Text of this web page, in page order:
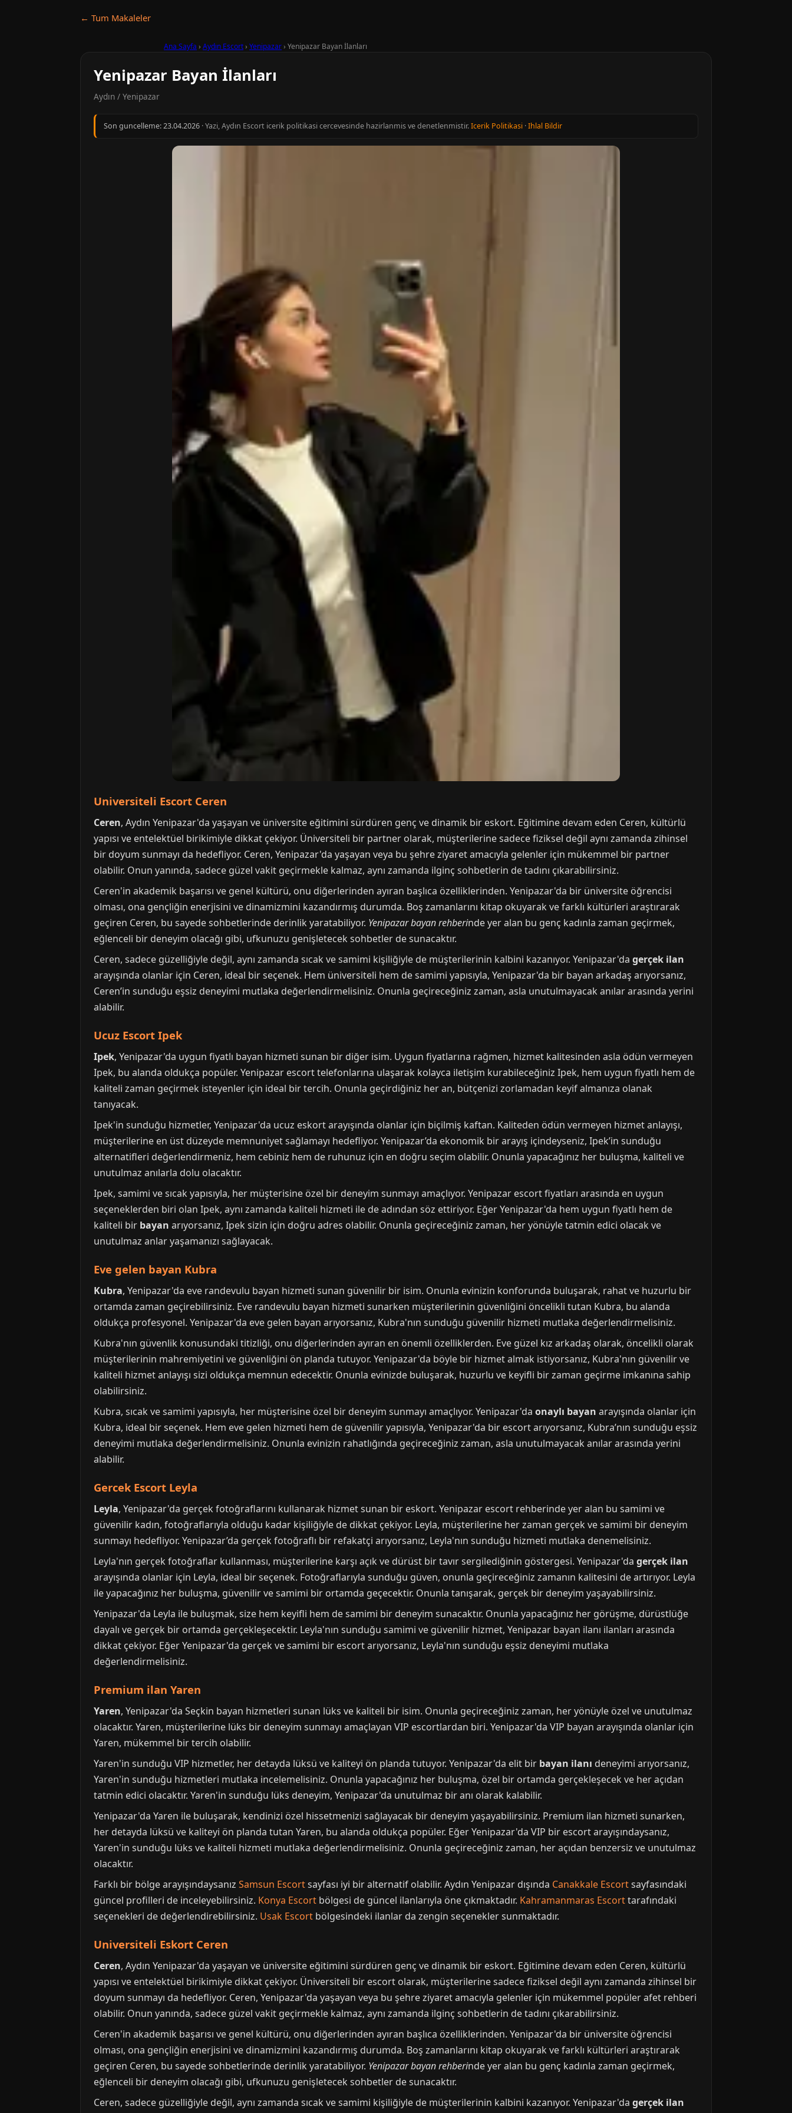
← Tum Makaleler
Ana Sayfa › Aydın Escort› Yenipazar› Yenipazar Bayan İlanları
Yenipazar Bayan İlanları
Aydın / Yenipazar
Son guncelleme:23.04.2026 · Yazi, Aydın Escort icerik politikasi cercevesinde hazirlanmis ve denetlenmistir.Icerik Politikasi ·Ihlal Bildir
Universiteli Escort Ceren
Ceren, Aydın Yenipazar'da yaşayan ve üniversite eğitimini sürdüren genç ve dinamik bir eskort. Eğitimine devam eden Ceren, kültürlü
yapısı ve entelektüel birikimiyle dikkat çekiyor. Üniversiteli bir partner olarak, müşterilerine sadece fiziksel değil aynı zamanda zihinsel
bir doyum sunmayı da hedefliyor. Ceren, Yenipazar'da yaşayan veya bu şehre ziyaret amacıyla gelenler için mükemmel bir partner
olabilir. Onun yanında, sadece güzel vakit geçirmekle kalmaz, aynı zamanda ilginç sohbetlerin de tadını çıkarabilirsiniz.
Ceren'in akademik başarısı ve genel kültürü, onu diğerlerinden ayıran başlıca özelliklerinden. Yenipazar'da bir üniversite öğrencisi
olması, ona gençliğin enerjisini ve dinamizmini kazandırmış durumda. Boş zamanlarını kitap okuyarak ve farklı kültürleri araştırarak
geçiren Ceren, bu sayede sohbetlerinde derinlik yaratabiliyor. Yenipazar bayan rehberinde yer alan bu genç kadınla zaman geçirmek,
eğlenceli bir deneyim olacağı gibi, ufkunuzu genişletecek sohbetler de sunacaktır.
Ceren, sadece güzelliğiyle değil, aynı zamanda sıcak ve samimi kişiliğiyle de müşterilerinin kalbini kazanıyor. Yenipazar'da gerçek ilan
arayışında olanlar için Ceren, ideal bir seçenek. Hem üniversiteli hem de samimi yapısıyla, Yenipazar'da bir bayan arkadaş arıyorsanız,
Ceren’in sunduğu eşsiz deneyimi mutlaka değerlendirmelisiniz. Onunla geçireceğiniz zaman, asla unutulmayacak anılar arasında yerini
alabilir.
Ucuz Escort Ipek
Ipek, Yenipazar'da uygun fiyatlı bayan hizmeti sunan bir diğer isim. Uygun fiyatlarına rağmen, hizmet kalitesinden asla ödün vermeyen
Ipek, bu alanda oldukça popüler. Yenipazar escort telefonlarına ulaşarak kolayca iletişim kurabileceğiniz Ipek, hem uygun fiyatlı hem de
kaliteli zaman geçirmek isteyenler için ideal bir tercih. Onunla geçirdiğiniz her an, bütçenizi zorlamadan keyif almanıza olanak
tanıyacak.
Ipek'in sunduğu hizmetler, Yenipazar'da ucuz eskort arayışında olanlar için biçilmiş kaftan. Kaliteden ödün vermeyen hizmet anlayışı,
müşterilerine en üst düzeyde memnuniyet sağlamayı hedefliyor. Yenipazar’da ekonomik bir arayış içindeyseniz, Ipek’in sunduğu
alternatifleri değerlendirmeniz, hem cebiniz hem de ruhunuz için en doğru seçim olabilir. Onunla yapacağınız her buluşma, kaliteli ve
unutulmaz anılarla dolu olacaktır.
Ipek, samimi ve sıcak yapısıyla, her müşterisine özel bir deneyim sunmayı amaçlıyor. Yenipazar escort fiyatları arasında en uygun
seçeneklerden biri olan Ipek, aynı zamanda kaliteli hizmeti ile de adından söz ettiriyor. Eğer Yenipazar'da hem uygun fiyatlı hem de
kaliteli bir bayan arıyorsanız, Ipek sizin için doğru adres olabilir. Onunla geçireceğiniz zaman, her yönüyle tatmin edici olacak ve
unutulmaz anlar yaşamanızı sağlayacak.
Eve gelen bayan Kubra
Kubra, Yenipazar'da eve randevulu bayan hizmeti sunan güvenilir bir isim. Onunla evinizin konforunda buluşarak, rahat ve huzurlu bir
ortamda zaman geçirebilirsiniz. Eve randevulu bayan hizmeti sunarken müşterilerinin güvenliğini öncelikli tutan Kubra, bu alanda
oldukça profesyonel. Yenipazar'da eve gelen bayan arıyorsanız, Kubra'nın sunduğu güvenilir hizmeti mutlaka değerlendirmelisiniz.
Kubra'nın güvenlik konusundaki titizliği, onu diğerlerinden ayıran en önemli özelliklerden. Eve güzel kız arkadaş olarak, öncelikli olarak
müşterilerinin mahremiyetini ve güvenliğini ön planda tutuyor. Yenipazar'da böyle bir hizmet almak istiyorsanız, Kubra'nın güvenilir ve
kaliteli hizmet anlayışı sizi oldukça memnun edecektir. Onunla evinizde buluşarak, huzurlu ve keyifli bir zaman geçirme imkanına sahip
olabilirsiniz.
Kubra, sıcak ve samimi yapısıyla, her müşterisine özel bir deneyim sunmayı amaçlıyor. Yenipazar'da onaylı bayan arayışında olanlar için
Kubra, ideal bir seçenek. Hem eve gelen hizmeti hem de güvenilir yapısıyla, Yenipazar'da bir escort arıyorsanız, Kubra’nın sunduğu eşsiz
deneyimi mutlaka değerlendirmelisiniz. Onunla evinizin rahatlığında geçireceğiniz zaman, asla unutulmayacak anılar arasında yerini
alabilir.
Gercek Escort Leyla
Leyla, Yenipazar'da gerçek fotoğraflarını kullanarak hizmet sunan bir eskort. Yenipazar escort rehberinde yer alan bu samimi ve
güvenilir kadın, fotoğraflarıyla olduğu kadar kişiliğiyle de dikkat çekiyor. Leyla, müşterilerine her zaman gerçek ve samimi bir deneyim
sunmayı hedefliyor. Yenipazar’da gerçek fotoğraflı bir refakatçi arıyorsanız, Leyla'nın sunduğu hizmeti mutlaka denemelisiniz.
Leyla'nın gerçek fotoğraflar kullanması, müşterilerine karşı açık ve dürüst bir tavır sergilediğinin göstergesi. Yenipazar'da gerçek ilan
arayışında olanlar için Leyla, ideal bir seçenek. Fotoğraflarıyla sunduğu güven, onunla geçireceğiniz zamanın kalitesini de artırıyor. Leyla
ile yapacağınız her buluşma, güvenilir ve samimi bir ortamda geçecektir. Onunla tanışarak, gerçek bir deneyim yaşayabilirsiniz.
Yenipazar'da Leyla ile buluşmak, size hem keyifli hem de samimi bir deneyim sunacaktır. Onunla yapacağınız her görüşme, dürüstlüğe
dayalı ve gerçek bir ortamda gerçekleşecektir. Leyla'nın sunduğu samimi ve güvenilir hizmet, Yenipazar bayan ilanı ilanları arasında
dikkat çekiyor. Eğer Yenipazar'da gerçek ve samimi bir escort arıyorsanız, Leyla'nın sunduğu eşsiz deneyimi mutlaka
değerlendirmelisiniz.
Premium ilan Yaren
Yaren, Yenipazar'da Seçkin bayan hizmetleri sunan lüks ve kaliteli bir isim. Onunla geçireceğiniz zaman, her yönüyle özel ve unutulmaz
olacaktır. Yaren, müşterilerine lüks bir deneyim sunmayı amaçlayan VIP escortlardan biri. Yenipazar'da VIP bayan arayışında olanlar için
Yaren, mükemmel bir tercih olabilir.
Yaren'in sunduğu VIP hizmetler, her detayda lüksü ve kaliteyi ön planda tutuyor. Yenipazar'da elit bir bayan ilanı deneyimi arıyorsanız,
Yaren'in sunduğu hizmetleri mutlaka incelemelisiniz. Onunla yapacağınız her buluşma, özel bir ortamda gerçekleşecek ve her açıdan
tatmin edici olacaktır. Yaren'in sunduğu lüks deneyim, Yenipazar'da unutulmaz bir anı olarak kalabilir.
Yenipazar'da Yaren ile buluşarak, kendinizi özel hissetmenizi sağlayacak bir deneyim yaşayabilirsiniz. Premium ilan hizmeti sunarken,
her detayda lüksü ve kaliteyi ön planda tutan Yaren, bu alanda oldukça popüler. Eğer Yenipazar'da VIP bir escort arayışındaysanız,
Yaren'in sunduğu lüks ve kaliteli hizmeti mutlaka değerlendirmelisiniz. Onunla geçireceğiniz zaman, her açıdan benzersiz ve unutulmaz
olacaktır.
Farklı bir bölge arayışındaysanız Samsun Escortsayfası iyi bir alternatif olabilir. Aydın Yenipazar dışında Canakkale Escortsayfasındaki
güncel profilleri de inceleyebilirsiniz. Konya Escort bölgesi de güncel ilanlarıyla öne çıkmaktadır. Kahramanmaras Escorttarafındaki
seçenekleri de değerlendirebilirsiniz. Usak Escort bölgesindeki ilanlar da zengin seçenekler sunmaktadır.
Universiteli Eskort Ceren
Ceren, Aydın Yenipazar'da yaşayan ve üniversite eğitimini sürdüren genç ve dinamik bir eskort. Eğitimine devam eden Ceren, kültürlü
yapısı ve entelektüel birikimiyle dikkat çekiyor. Üniversiteli bir escort olarak, müşterilerine sadece fiziksel değil aynı zamanda zihinsel bir
doyum sunmayı da hedefliyor. Ceren, Yenipazar'da yaşayan veya bu şehre ziyaret amacıyla gelenler için mükemmel popüler afet rehberi
olabilir. Onun yanında, sadece güzel vakit geçirmekle kalmaz, aynı zamanda ilginç sohbetlerin de tadını çıkarabilirsiniz.
Ceren'in akademik başarısı ve genel kültürü, onu diğerlerinden ayıran başlıca özelliklerinden. Yenipazar'da bir üniversite öğrencisi
olması, ona gençliğin enerjisini ve dinamizmini kazandırmış durumda. Boş zamanlarını kitap okuyarak ve farklı kültürleri araştırarak
geçiren Ceren, bu sayede sohbetlerinde derinlik yaratabiliyor. Yenipazar bayan rehberinde yer alan bu genç kadınla zaman geçirmek,
eğlenceli bir deneyim olacağı gibi, ufkunuzu genişletecek sohbetler de sunacaktır.
Ceren, sadece güzelliğiyle değil, aynı zamanda sıcak ve samimi kişiliğiyle de müşterilerinin kalbini kazanıyor. Yenipazar'da gerçek ilan